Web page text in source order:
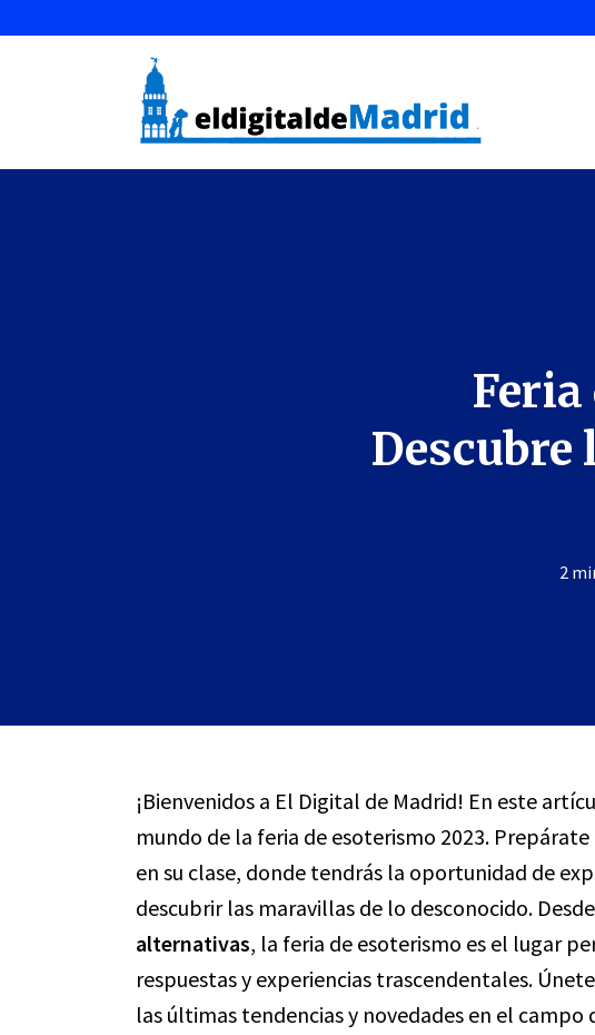
Feria
2
¡Bienvenidos a El Digital de Madrid! En este
mundo de la feria de esoterismo 2023.
en su clase, donde tendrás la oportunidad de
descubrir las maravillas de lo desconocido. Desde
alternativas, la feria de esoterismo es el lugar
respuestas y experiencias trascendentales.
las últimas tendencias y novedades en el